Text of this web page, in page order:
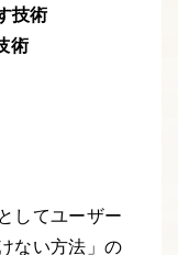
技術
術
してユーザー
ない方法」の